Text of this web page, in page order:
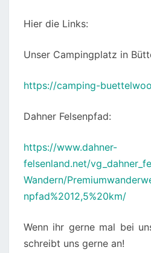
Hier die Links:
Unser Campingplatz in
https://camping-
Dahner Felsenpfad:
https://www.dahner-
felsenland.net/
Wandern/
npfad%2012,5%20km/
Wenn ihr gerne mal bei
schreibt uns gerne an!